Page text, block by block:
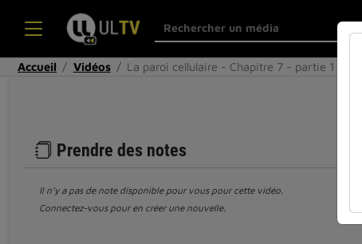
Accueil Vidéos La paroi cellulaire - Chapitre 7 - partie 1
Prendre des notes
Il n’y a pas de note disponible pour vous pour cette vidéo.
Connectez-vous pour en créer une nouvelle.